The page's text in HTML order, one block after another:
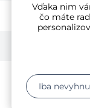
Vďaka nim
čo máte
Iba